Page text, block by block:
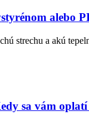
alebo
strechu a akú
sa vám